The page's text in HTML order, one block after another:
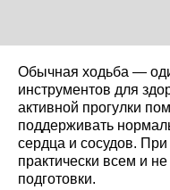
Обычная ходьба —
инструментов для
активной прогулки
поддерживать
сердца и сосудов.
практически всем и
подготовки.